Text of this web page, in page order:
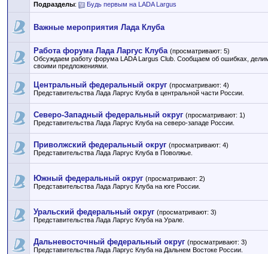
Подразделы: Будь первым на LADA Largus
Важные мероприятия Лада Клуба
Работа форума Лада Ларгус Клуба (просматривают: 5)
Обсуждаем работу форума LADA Largus Club. Сообщаем об ошибках,
своими предложениями.
Центральный федеральный округ (просматривают: 4)
Представительства Лада Ларгус Клуба в центральной части России.
Северо-Западный федеральный округ (просматривают: 1)
Представительства Лада Ларгус Клуба на северо-западе России.
Приволжский федеральный округ (просматривают: 4)
Представительства Лада Ларгус Клуба в Поволжье.
Южный федеральный округ (просматривают: 2)
Представительства Лада Ларгус Клуба на юге России.
Уральский федеральный округ (просматривают: 3)
Представительства Лада Ларгус Клуба на Урале.
Дальневосточный федеральный округ (просматривают: 3)
Представительства Лада Ларгус Клуба на Дальнем Востоке России.